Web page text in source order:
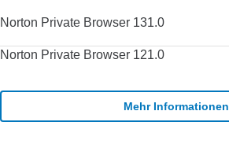
Norton Private Browser 131.0
Norton Private Browser 121.0
Mehr Informationen